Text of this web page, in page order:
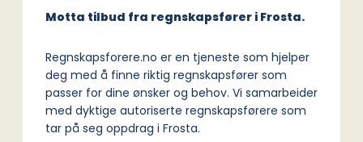
Motta tilbud fra regnskapsfører i Frosta.
Regnskapsforere.no er en tjeneste som hjelper
deg med å finne riktig regnskapsfører som
passer for dine ønsker og behov. Vi samarbeider
med dyktige autoriserte regnskapsførere som
tar på seg oppdrag i Frosta.